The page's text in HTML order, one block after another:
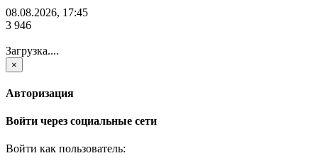
08.08.2026, 17:45
3 946
Загрузка....
×
Авторизация
Войти через социальные сети
Войти как пользователь: